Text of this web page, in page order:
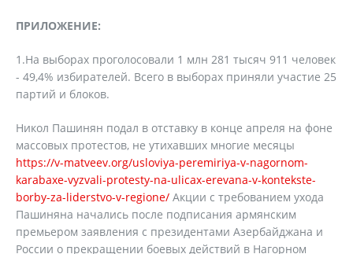
ПРИЛОЖЕНИЕ:
1.На выборах проголосовали 1 млн 281 тысяч 911 человек
- 49,4% избирателей. Всего в выборах приняли участие 25
партий и блоков.
Никол Пашинян подал в отставку в конце апреля на фоне
массовых протестов, не утихавших многие месяцы
https://v-matveev.org/usloviya-peremiriya-v-nagornom-
karabaxe-vyzvali-protesty-na-ulicax-erevana-v-kontekste-
borby-za-liderstvo-v-regione/ Акции с требованием ухода
Пашиняна начались после подписания армянским
премьером заявления с президентами Азербайджана и
России о прекращении боевых действий в Нагорном